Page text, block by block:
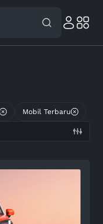
Mobil Terbaru